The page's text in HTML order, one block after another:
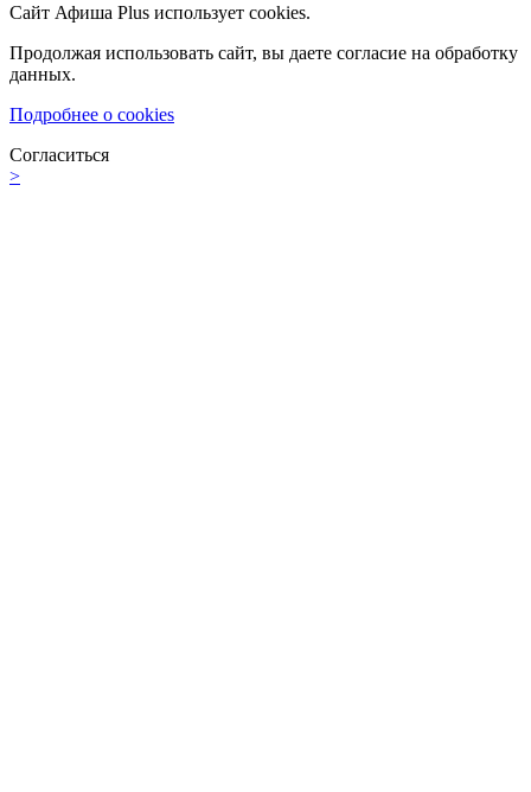
Сайт Афиша Plus использует cookies.
Продолжая использовать сайт, вы даете согласие на обработку
данных.
Подробнее о cookies
Согласиться
>